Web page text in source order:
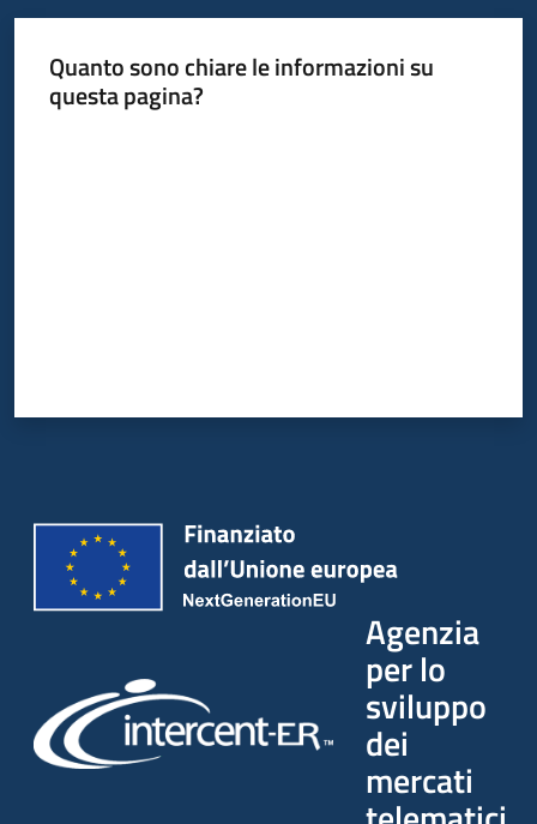
Quanto sono chiare le informazioni su
questa pagina?
Agenzia
per lo
sviluppo
dei
mercati